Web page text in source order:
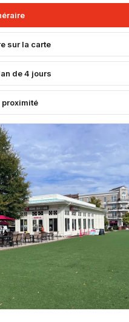
sur la carte
de 4 jours
proximité